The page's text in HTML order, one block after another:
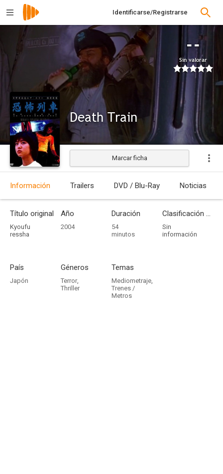
Identificarse/Registrarse
--
Sin valorar
Death Train
Estrenada
Marcar ficha
Información Trailers DVD / Blu-Ray Noticias
Título original
Kyoufu
ressha
Año
2004
Duración
54
minutos
Clasificación por edades
Sin
información
País
Japón
Géneros
Terror,
Thriller
Temas
Mediometraje,
Trenes /
Metros